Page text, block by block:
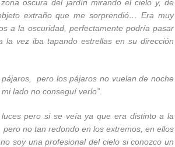
oscura del jardín mirando el cielo y, de
extraño que me sorprendió… Era muy
a la oscuridad, perfectamente podría pasar
vez iba tapando estrellas en su dirección
pero los pájaros no vuelan de noche
lado no conseguí verlo”
pero si se veía ya que era distinto a la
no tan redondo en los extremos, en ellos
soy una profesional del cielo si conozco un